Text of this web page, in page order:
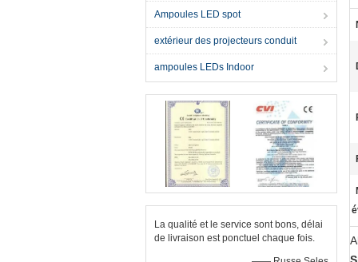
Ampoules LED spot
extérieur des projecteurs conduit
ampoules LEDs Indoor
La qualité et le service sont bons, délai
de livraison est ponctuel chaque fois.